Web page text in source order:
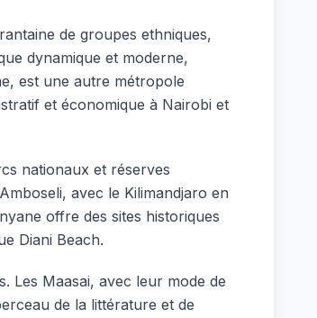
de groupes ethniques,
dynamique et moderne,
est une autre métropole
et économique à Nairobi et
nationaux et réserves
avec le Kilimandjaro en
offre des sites historiques
Diani Beach.
Les Maasai, avec leur mode de
de la littérature et de